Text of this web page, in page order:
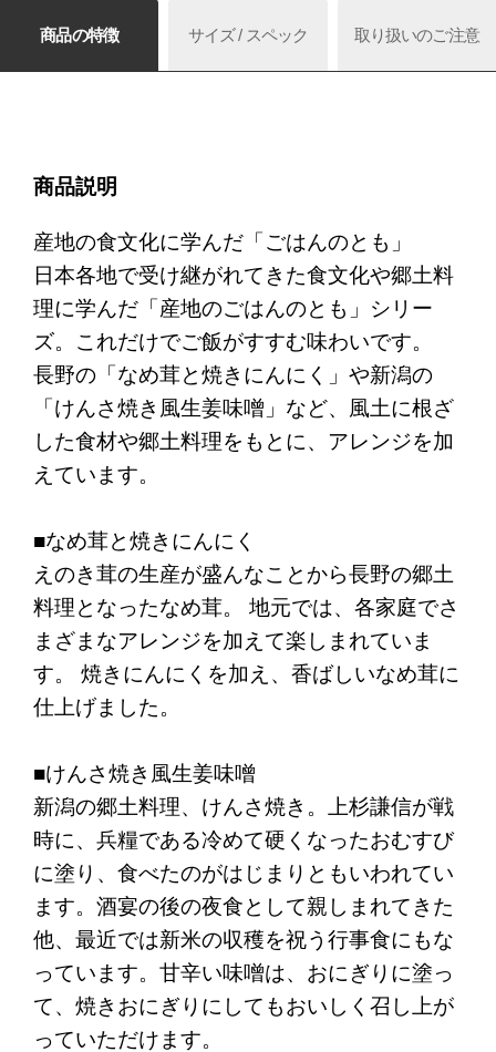
商品の特徴 サイズ / スペック 取り扱いのご注意
商品説明
産地の食文化に学んだ「ごはんのとも」
日本各地で受け継がれてきた食文化や郷土料
理に学んだ「産地のごはんのとも」シリー
ズ。これだけでご飯がすすむ味わいです。
長野の「なめ茸と焼きにんにく」や新潟の
「けんさ焼き風生姜味噌」など、風土に根ざ
した食材や郷土料理をもとに、アレンジを加
えています。
■なめ茸と焼きにんにく
えのき茸の生産が盛んなことから長野の郷土
料理となったなめ茸。 地元では、各家庭でさ
まざまなアレンジを加えて楽しまれていま
す。 焼きにんにくを加え、香ばしいなめ茸に
仕上げました。
■けんさ焼き風生姜味噌
新潟の郷土料理、けんさ焼き。上杉謙信が戦
時に、兵糧である冷めて硬くなったおむすび
に塗り、食べたのがはじまりともいわれてい
ます。酒宴の後の夜食として親しまれてきた
他、最近では新米の収穫を祝う行事食にもな
っています。甘辛い味噌は、おにぎりに塗っ
て、焼きおにぎりにしてもおいしく召し上が
っていただけます。